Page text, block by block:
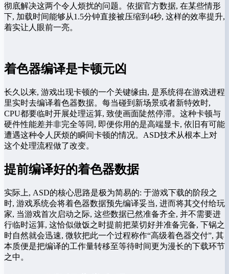
彻底解决这两个令人烦扰的问题。依据官方数据, 在某些情形
下, 加载时间能够从1.5分钟直接被压缩到4秒, 这样的效率提升,
着实让人眼前一亮。
着色器编译是卡顿元凶
长久以来, 游戏出现卡顿的一个关键缘由, 是系统得在游戏进程
里实时去编译着色器数据。每当碰到新场景或者新特效时,
CPU都要临时开展处理运算, 致使画面陡然停滞。这种卡顿与
硬件性能差并非完全等同, 即便你用的是高端显卡, 依旧有可能
遭遇这种令人厌烦的瞬间卡顿的情况。ASD技术从根本上对
这个处理流程做了改变。
提前编译好的着色器数据
实际上, ASD的核心思路是极为简易的: 于游戏下载的阶段之
时, 游戏系统会将着色器数据预先编译妥当, 进而将其交付给玩
家, 当游戏首次启动之际, 这些数据已然准备齐全, 并不需要进
行临时运算, 这恰似做饭之时提前把菜切好并准备完备, 下锅之
时自然就会迅速, 微软把此一个过程称作“高级着色器交付”, 其
本质便是把编译的工作量转移至等待时间更为漫长的下载环节
之中。